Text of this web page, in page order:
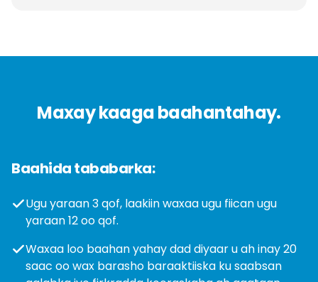
Maxay kaaga baahantahay.
Baahida tababarka:
Ugu yaraan 3 qof, laakiin waxaa ugu fiican ugu
yaraan 12 oo qof.
Waxaa loo baahan yahay dad diyaar u ah inay 20
saac oo wax barasho baraaktiiska ku saabsan